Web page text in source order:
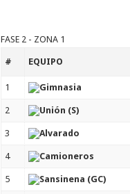
FASE 2 - ZONA 1
# EQUIPO
1 Gimnasia
2 Unión (S)
3 Alvarado
4 Camioneros
5 Sansinena (GC)